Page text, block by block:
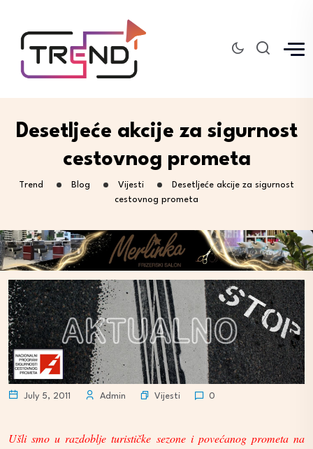
Desetljeće akcije za sigurnost
cestovnog prometa
Trend Blog Vijesti
Desetljeće akcije za sigurnost
cestovnog prometa
July 5, 2011 Admin Vijesti 0
Ušli smo u razdoblje turističke sezone i povećanog prometa na